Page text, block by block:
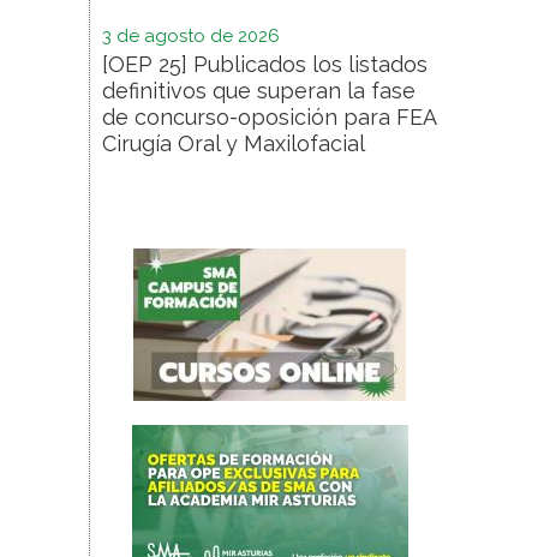
3 de agosto de 2026
[OEP 25] Publicados los listados
definitivos que superan la fase
de concurso-oposición para FEA
Cirugía Oral y Maxilofacial